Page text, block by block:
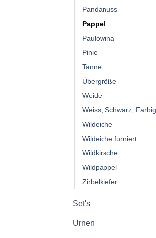
Pandanuss
Pappel
Paulowina
Pinie
Tanne
Übergröße
Weide
Weiss, Schwarz, Farbig
Wildeiche
Wildeiche furniert
Wildkirsche
Wildpappel
Zirbelkiefer
Set's
Urnen